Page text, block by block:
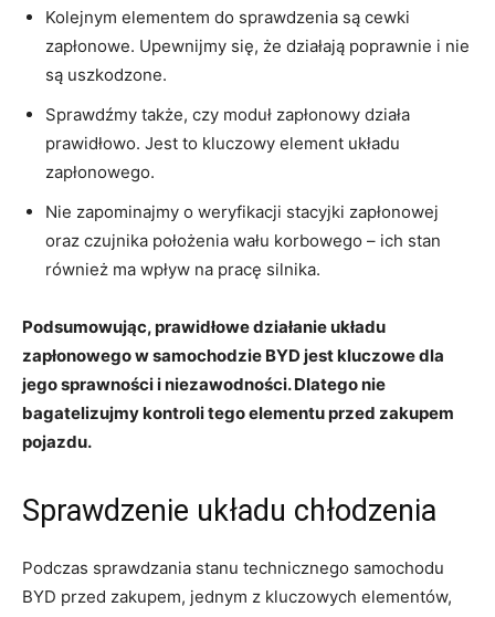
Kolejnym elementem do‍ sprawdzenia ‌są cewki
⁢zapłonowe. Upewnijmy⁤ się, że działają ⁣poprawnie i ‍nie
są uszkodzone.
Sprawdźmy także, czy moduł zapłonowy⁢ działa
prawidłowo. Jest to⁢ kluczowy element ‌układu
zapłonowego.
Nie ⁤zapominajmy ⁣o weryfikacji stacyjki zapłonowej
oraz czujnika położenia wału⁤ korbowego – ich stan
również ⁣ma wpływ ⁣na ‍pracę silnika.
Podsumowując, ​prawidłowe ‍działanie układu
zapłonowego w samochodzie BYD jest kluczowe dla
jego sprawności i niezawodności. ⁣Dlatego nie
bagatelizujmy ⁢kontroli tego elementu przed zakupem
pojazdu.
Sprawdzenie układu chłodzenia
Podczas‌ sprawdzania stanu technicznego samochodu
BYD przed zakupem, jednym z ‌kluczowych elementów,